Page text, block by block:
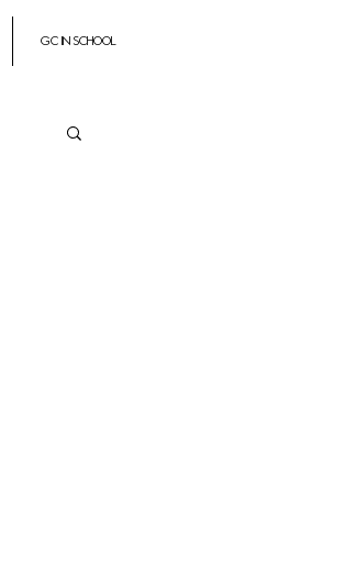
GC In School